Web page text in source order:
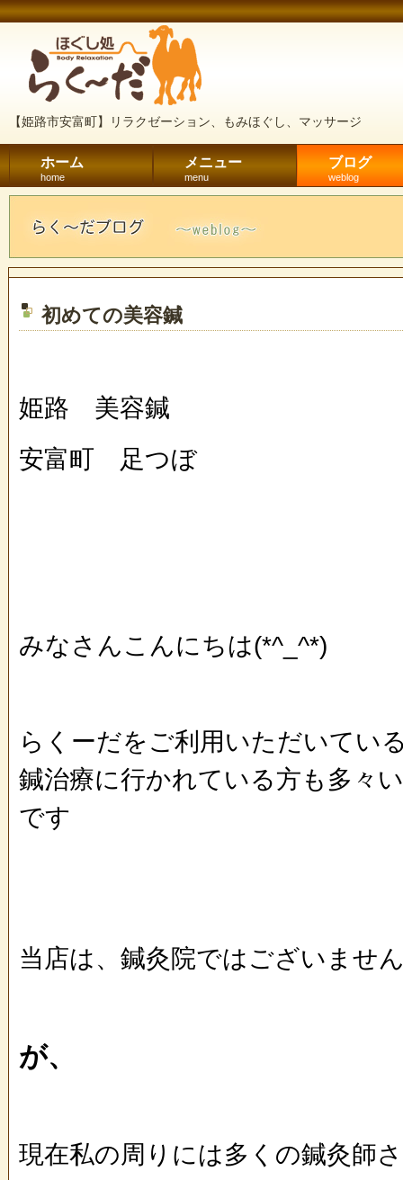
【姫路市安富町】リラクゼーション、もみほぐし、マッサージ
ホーム
home
メニュー
menu
ブログ
weblog
初めての美容鍼
姫路 美容鍼
安富町 足つぼ
みなさんこんにちは(*^_^*)
らくーだをご利用いただいてい
鍼治療に行かれている方も多々
です
当店は、鍼灸院ではございませ
が、
現在私の周りには多くの鍼灸師